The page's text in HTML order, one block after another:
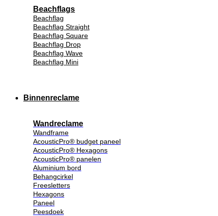
Beachflags
Beachflag
Beachflag Straight
Beachflag Square
Beachflag Drop
Beachflag Wave
Beachflag Mini
Binnenreclame
Wandreclame
Wandframe
AcousticPro® budget paneel
AcousticPro® Hexagons
AcousticPro® panelen
Aluminium bord
Behangcirkel
Freesletters
Hexagons
Paneel
Peesdoek